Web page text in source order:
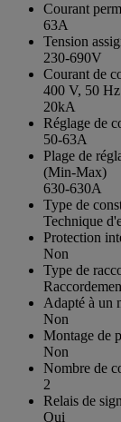
Courant
63A
Tension
230-690V
Courant de
400 V, 50 Hz
20kA
Réglage de
50-63A
Plage de
(Min-Max)
630-630A
Type de
Technique
Protection
Non
Type de
Adapté à un
Non
Montage de
Non
Nombre de
2
Relais de
Oui